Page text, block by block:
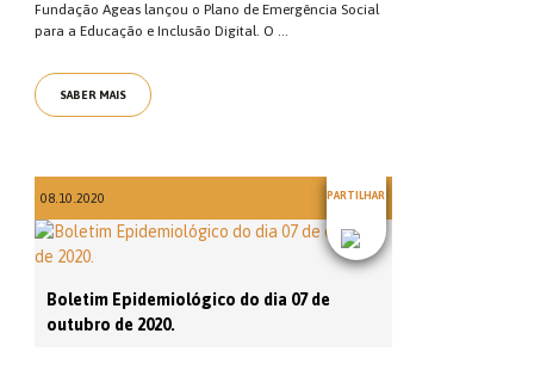
Fundação Ageas lançou o Plano de Emergência Social
para a Educação e Inclusão Digital. O ...
SABER MAIS
08.10.2020 PARTILHAR
Boletim Epidemiológico do dia 07 de
outubro de 2020.